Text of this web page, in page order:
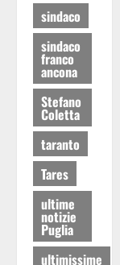
sindaco
sindaco
franco
ancona
Stefano
Coletta
taranto
Tares
ultime
notizie
Puglia
ultimissime